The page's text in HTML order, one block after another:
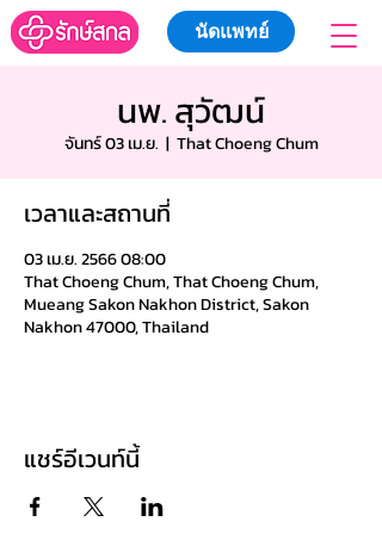
นัดแพทย์
นพ. สุวัฒน์
จันทร์ 03 เม.ย.
  |
That Choeng Chum
เวลาและสถานที่
03 เม.ย. 2566 08:00
That Choeng Chum, That Choeng Chum,
Mueang Sakon Nakhon District, Sakon
Nakhon 47000, Thailand
แชร์อีเวนท์นี้